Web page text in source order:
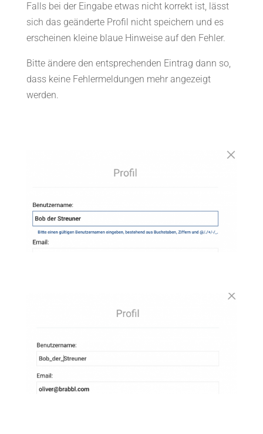
Falls bei der Eingabe etwas nicht korrekt ist, lässt
sich das geänderte Profil nicht speichern und es
erscheinen kleine blaue Hinweise auf den Fehler.
Bitte ändere den entsprechenden Eintrag dann so,
dass keine Fehlermeldungen mehr angezeigt
werden.